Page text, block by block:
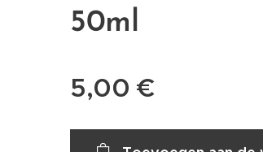
50ml
5,00 €